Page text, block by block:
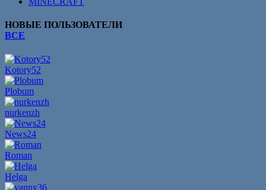
НОВЫЕ ПОЛЬЗОВАТЕЛИ
ВСЕ
Kotory52
Plobum
nurkenzh
News24
Roman
Helga